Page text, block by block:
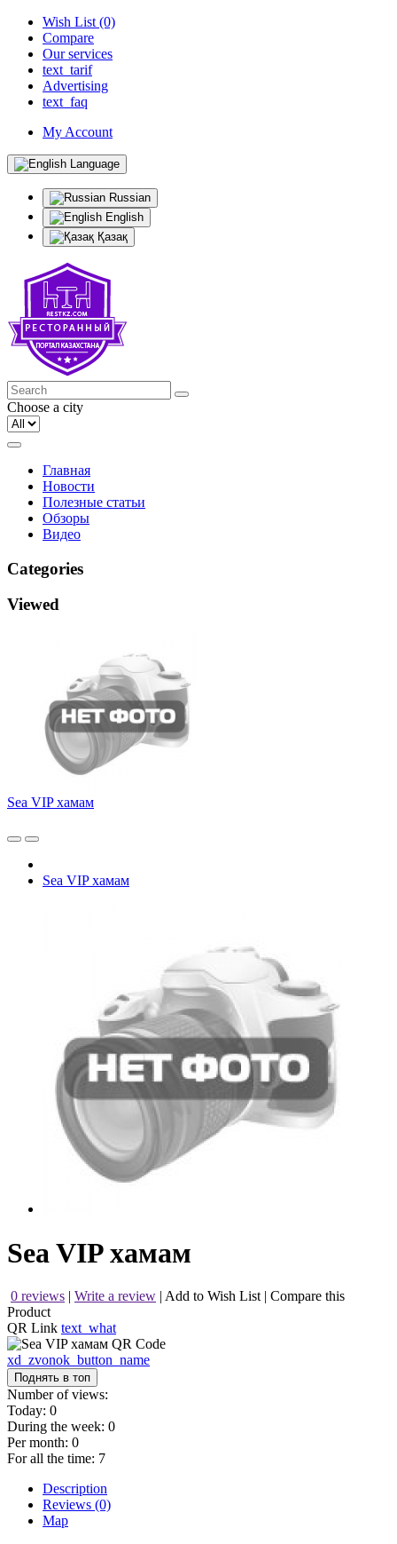
Wish List (0)
Compare
Our services
text_tarif
Advertising
text_faq
My Account
Language
Russian
English
Қазақ
Choose a city
Главная
Новости
Полезные статьи
Обзоры
Видео
Categories
Viewed
Sea VIP хамам
Sea VIP хамам
Sea VIP хамам
0 reviews | Write a review | Add to Wish List | Compare this
Product
QR Link text_what
xd_zvonok_button_name
Поднять в топ
Number of views:
Today: 0
During the week: 0
Per month: 0
For all the time: 7
Description
Reviews (0)
Map